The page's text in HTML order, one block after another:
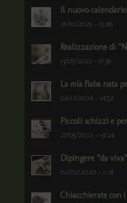
Il nuovo
26/10/2025 - 15:46
Realizzazione di
13/05/2022 - 17:36
La mia fiaba nata
04/12/2024 - 14:52
Piccoli schizzi e
27/05/2022 - 19:24
Dipingere “da viva”
02/02/2020 - 11:18
Chiacchierate con